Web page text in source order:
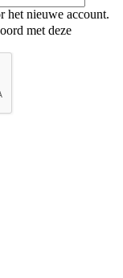
het nieuwe account.
met deze